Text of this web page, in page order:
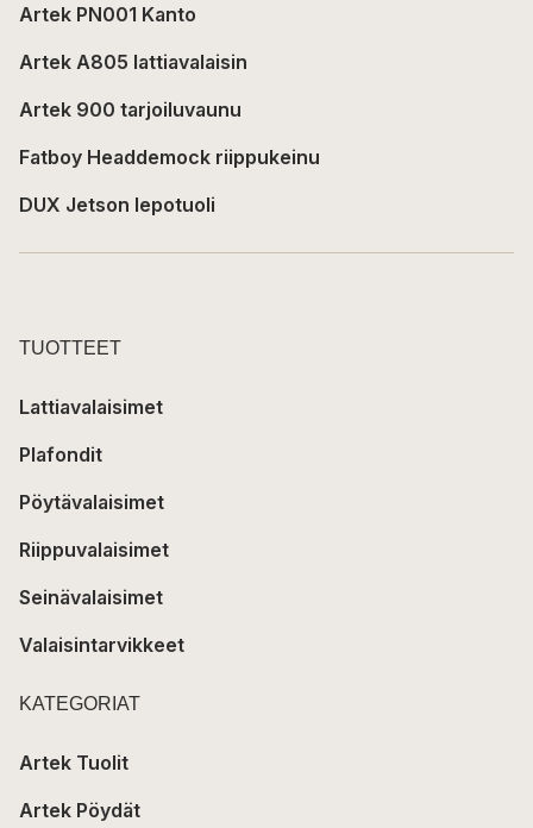
Artek PN001 Kanto
Artek A805 lattiavalaisin
Artek 900 tarjoiluvaunu
Fatboy Headdemock riippukeinu
DUX Jetson lepotuoli
TUOTTEET
Lattiavalaisimet
Plafondit
Pöytävalaisimet
Riippuvalaisimet
Seinävalaisimet
Valaisintarvikkeet
KATEGORIAT
Artek Tuolit
Artek Pöydät